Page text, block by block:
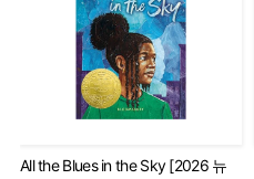
All the Blues in the Sky [2026 뉴